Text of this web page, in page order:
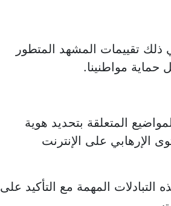
ذلك تقييمات المشهد المتطور
حماية مواطنينا.
المتعلقة بتحديد هوية
الإرهابي على الإنترنت
التبادلات المهمة مع التأكيد على